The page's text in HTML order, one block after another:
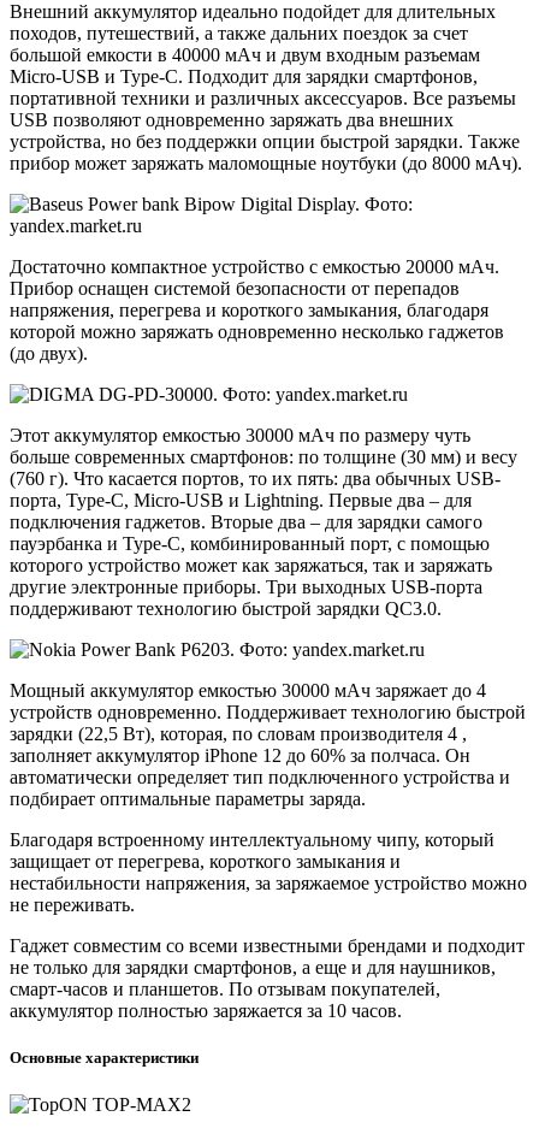
Внешний аккумулятор идеально подойдет для длительных
походов, путешествий, а также дальних поездок за счет
большой емкости в 40000 мАч и двум входным разъемам
Micro-USB и Type-C. Подходит для зарядки смартфонов,
портативной техники и различных аксессуаров. Все разъемы
USB позволяют одновременно заряжать два внешних
устройства, но без поддержки опции быстрой зарядки. Также
прибор может заряжать маломощные ноутбуки (до 8000 мАч).
Достаточно компактное устройство с емкостью 20000 мАч.
Прибор оснащен системой безопасности от перепадов
напряжения, перегрева и короткого замыкания, благодаря
которой можно заряжать одновременно несколько гаджетов
(до двух).
Этот аккумулятор емкостью 30000 мАч по размеру чуть
больше современных смартфонов: по толщине (30 мм) и весу
(760 г). Что касается портов, то их пять: два обычных USB-
порта, Type-C, Micro-USB и Lightning. Первые два – для
подключения гаджетов. Вторые два – для зарядки самого
пауэрбанка и Type-C, комбинированный порт, с помощью
которого устройство может как заряжаться, так и заряжать
другие электронные приборы. Три выходных USB-порта
поддерживают технологию быстрой зарядки QС3.0.
Мощный аккумулятор емкостью 30000 мАч заряжает до 4
устройств одновременно. Поддерживает технологию быстрой
зарядки (22,5 Вт), которая, по словам производителя 4 ,
заполняет аккумулятор iPhone 12 до 60% за полчаса. Он
автоматически определяет тип подключенного устройства и
подбирает оптимальные параметры заряда.
Благодаря встроенному интеллектуальному чипу, который
защищает от перегрева, короткого замыкания и
нестабильности напряжения, за заряжаемое устройство можно
не переживать.
Гаджет совместим со всеми известными брендами и подходит
не только для зарядки смартфонов, а еще и для наушников,
смарт-часов и планшетов. По отзывам покупателей,
аккумулятор полностью заряжается за 10 часов.
Основные характеристики